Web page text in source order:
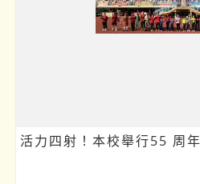
活力四射！本校舉行55 周